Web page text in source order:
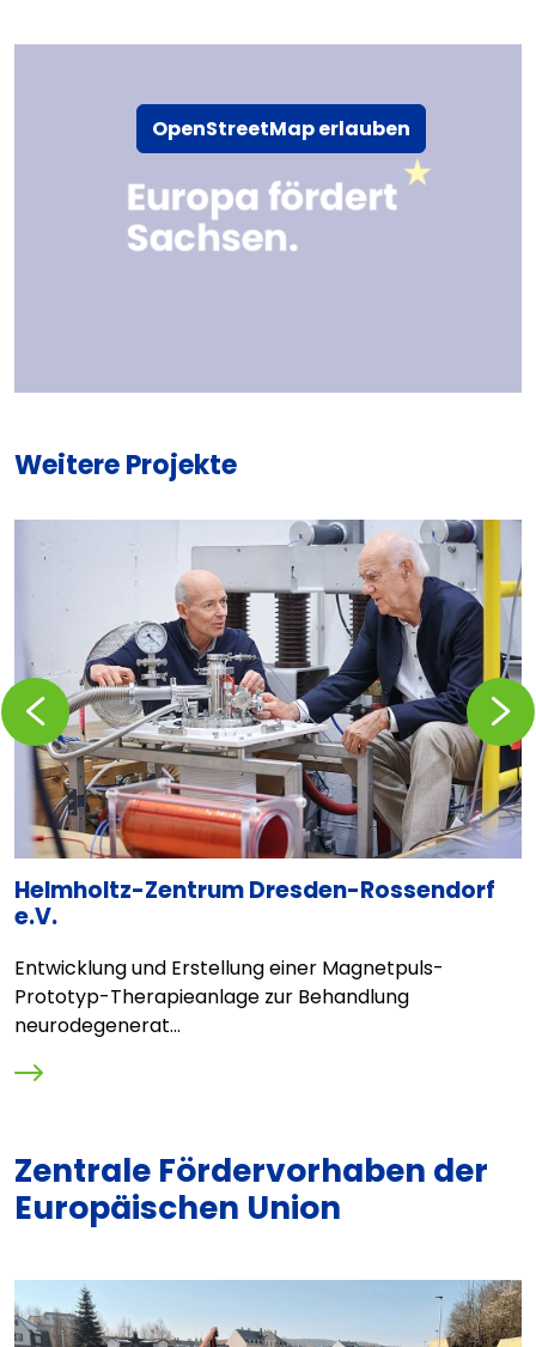
OpenStreetMap erlauben
Weitere Projekte
Helmholtz-Zentrum Dresden-Rossendorf
e.V.
Entwicklung und Erstellung einer Magnetpuls-
Prototyp-Therapieanlage zur Behandlung
neurodegenerat...
Zurückblättern
Zentrale Fördervorhaben der
Europäischen Union